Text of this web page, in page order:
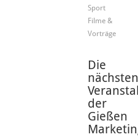
Sport
Filme &
Vorträge
Die
nächsten
der
Gießen